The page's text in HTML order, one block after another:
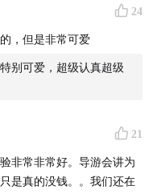
拉雅多平台同步更新，
，为超过40家签约播
24
，但是非常可爱
别可爱，超级认真超级
21
非常非常好。导游会讲为
是真的没钱。。我们还在